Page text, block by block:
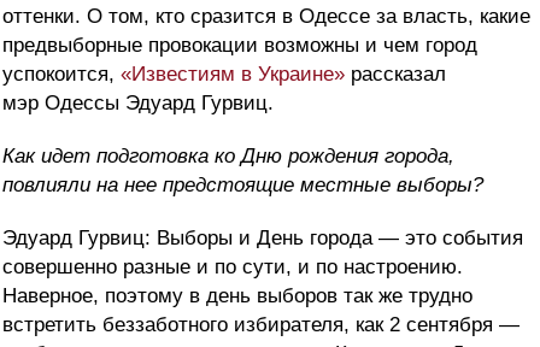
оттенки. О том, кто сразится в Одессе за власть, какие
предвыборные провокации возможны и чем город
успокоится, «Известиям в Украине» рассказал
мэр Одессы Эдуард Гурвиц.
Как идет подготовка ко Дню рождения города,
повлияли на нее предстоящие местные выборы?
Эдуард Гурвиц: Выборы и День города — это события
совершенно разные и по сути, и по настроению.
Наверное, поэтому в день выборов так же трудно
встретить беззаботного избирателя, как 2 сентября —